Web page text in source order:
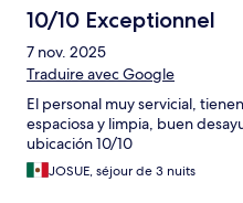
10/10 Exceptionnel
7 nov. 2025
Traduire avec Google
El personal muy servicial,
espaciosa y limpia, buen
ubicación 10/10
JOSUE, séjour de 3 nuits